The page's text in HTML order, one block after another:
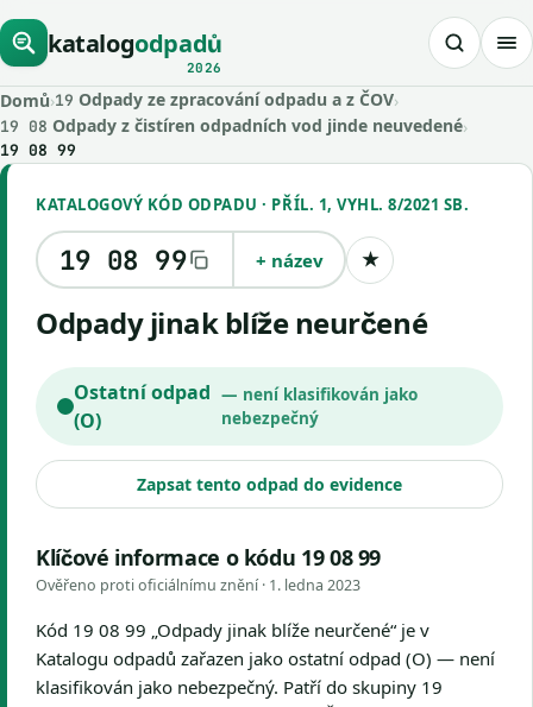
katalogodpadů
2026
Domů›19 Odpady ze zpracování odpadu a z ČOV›
19 08 Odpady z čistíren odpadních vod jinde neuvedené›
19 08 99
KATALOGOVÝ KÓD ODPADU · PŘÍL. 1, VYHL. 8/2021 SB.
19 08 99 + název ★Uložit kód
Odpady jinak blíže neurčené
Ostatní odpad
(O)
— není klasifikován jako
nebezpečný
Zapsat tento odpad do evidence
Klíčové informace o kódu 19 08 99
Ověřeno proti oficiálnímu znění · 1. ledna 2023
Kód 19 08 99 „Odpady jinak blíže neurčené“ je v
Katalogu odpadů zařazen jako ostatní odpad (O) — není
klasifikován jako nebezpečný. Patří do skupiny 19